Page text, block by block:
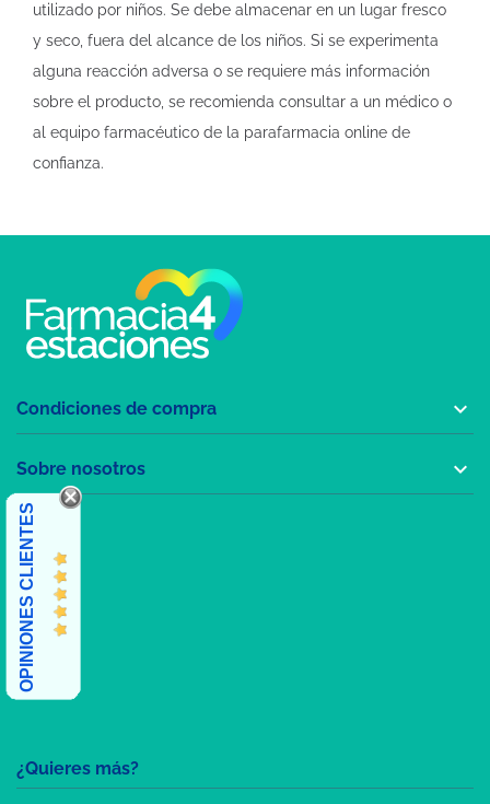
utilizado por niños. Se debe almacenar en un lugar fresco
y seco, fuera del alcance de los niños. Si se experimenta
alguna reacción adversa o se requiere más información
sobre el producto, se recomienda consultar a un médico o
al equipo farmacéutico de la parafarmacia online de
confianza.
¿Quieres más?
Condiciones de compra 
Sobre nosotros 
OPINIONES CLIENTES